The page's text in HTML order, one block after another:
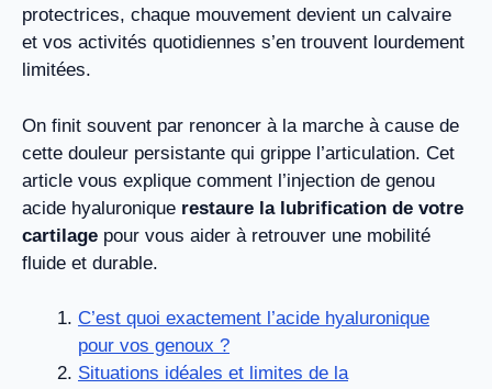
protectrices, chaque mouvement devient un calvaire
et vos activités quotidiennes s’en trouvent lourdement
limitées.
On finit souvent par renoncer à la marche à cause de
cette douleur persistante qui grippe l’articulation. Cet
article vous explique comment l’injection de genou
acide hyaluronique restaure la lubrification de votre
cartilage pour vous aider à retrouver une mobilité
fluide et durable.
C’est quoi exactement l’acide hyaluronique
pour vos genoux ?
Situations idéales et limites de la